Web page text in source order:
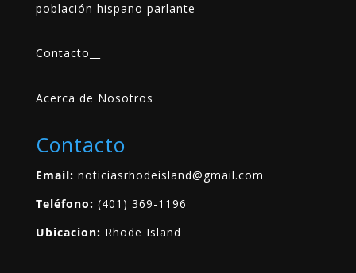
población hispano parlante
Contacto
Acerca de Nosotros
Contacto
Email: noticiasrhodeisland@gmail.com
Teléfono: (401) 369-1196
Ubicacion: Rhode Island